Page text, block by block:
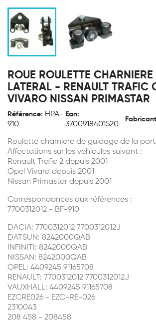
ROUE ROULETTE CHARNIERE
LATERAL - RENAULT TRAFIC
VIVARO NISSAN PRIMASTAR
Référence: HPA-
910
Ean:
3700918401520
Roulette charniere de guidage de la
Affectations sur les véhicules suivant :
Renault Trafic 2 depuis 2001
Opel Vivaro depuis 2001
Nissan Primastar depuis 2001
Correspondances aux références :
7700312012 - BF-910
DACIA: 7700312012 7700312012J
DATSUN: 8242000QAB
INFINITI: 8242000QAB
NISSAN: 8242000QAB
OPEL: 4409245 91165708
RENAULT: 7700312012 7700312012J
VAUXHALL: 4409245 91165708
EZCRE026 - EZC-RE-026
2310043
208 458 - 208458